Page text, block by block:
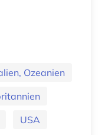
Ozeanien
USA